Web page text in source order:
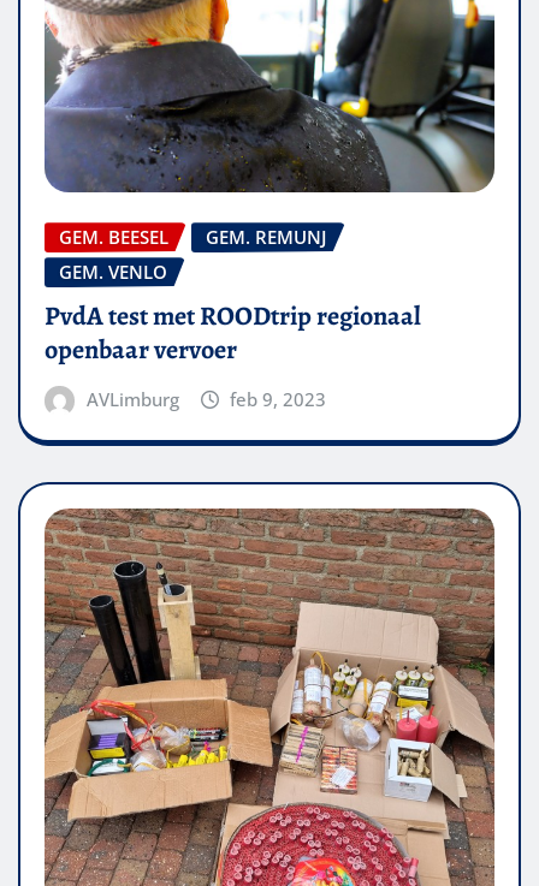
GEM. BEESEL
GEM. REMUNJ
GEM. VENLO
PvdA test met ROODtrip regionaal
openbaar vervoer
AVLimburg feb 9, 2023